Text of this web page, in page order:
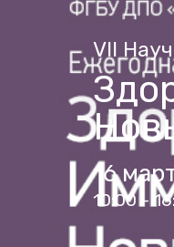
VII
16
10:00 -